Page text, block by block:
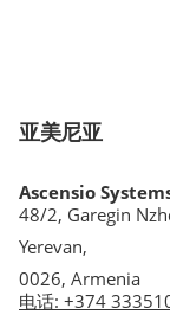
亚美尼亚
Ascensio
48/2, Garegin
Yerevan,
0026, Armenia
电话: +374